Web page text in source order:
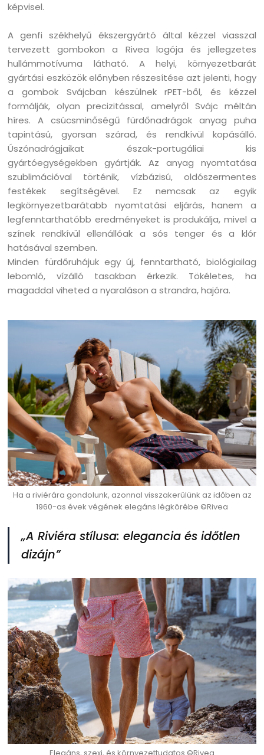
képvisel.
A genfi ​​székhelyű ékszergyártó által kézzel viasszal
tervezett gombokon a Rivea logója és jellegzetes
hullámmotívuma látható. A helyi, környezetbarát
gyártási eszközök előnyben részesítése azt jelenti, hogy
a gombok Svájcban készülnek rPET-ből, és kézzel
formálják, olyan precizitással, amelyről Svájc méltán
híres. A csúcsminőségű fürdőnadrágok anyag puha
tapintású, gyorsan szárad, és rendkívül kopásálló.
Úszónadrágjaikat észak-portugáliai kis
gyártóegységekben gyártják. Az anyag nyomtatása
szublimációval történik, vízbázisú, oldószermentes
festékek segítségével. Ez nemcsak az egyik
legkörnyezetbarátabb nyomtatási eljárás, hanem a
legfenntarthatóbb eredményeket is produkálja, mivel a
színek rendkívül ellenállóak a sós tenger és a klór
hatásával szemben.
Minden fürdőruhájuk egy új, fenntartható, biológiailag
lebomló, vízálló tasakban érkezik. Tökéletes, ha
magaddal viheted a nyaraláson a strandra, hajóra.
Ha a riviérára gondolunk, azonnal visszakerülünk az időben az
1960-as évek végének elegáns légkörébe ©Rivea
„A Riviéra stílusa: elegancia és időtlen
dizájn”